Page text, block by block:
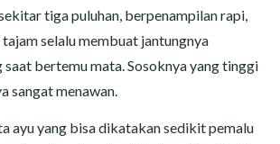
tiga puluhan, berpenampilan rapi,
selalu membuat jantungnya
bertemu mata. Sosoknya yang tinggi
sangat menawan.
ayu yang bisa dikatakan sedikit pemalu